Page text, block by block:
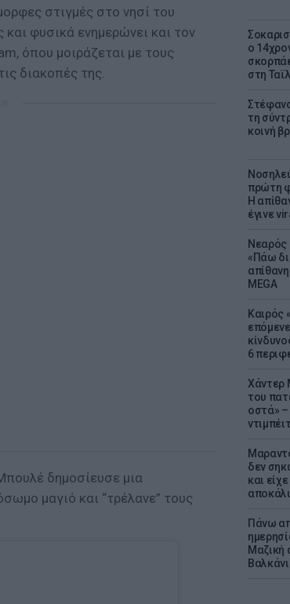
ο
στη
τη
κοινή
πρώτη
Η
έγινε
Νεαρός
«Πάω
MEGA
Καιρός
6
Χάντερ
του
οστά» –
ντιμπέιτ
δεν
και
Πάνω
Μαζική
στιγμές στο νησί του
φυσικά ενημερώνει και τον
όπου μοιράζεται με τους
διακοπές της.
δημοσίευσε μια
μαγιό και “τρέλανε” τους